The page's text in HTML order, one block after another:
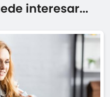
interesar...